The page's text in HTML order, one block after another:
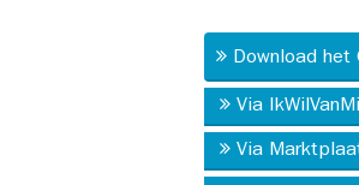
Download
Via
Via